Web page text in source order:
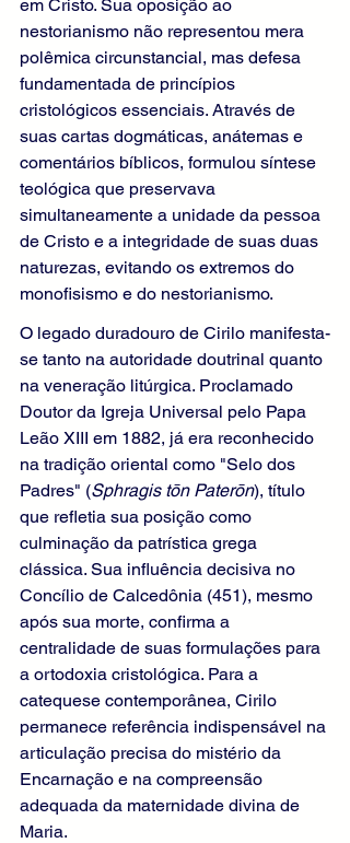
em Cristo. Sua oposição ao
nestorianismo não representou mera
polêmica circunstancial, mas defesa
fundamentada de princípios
cristológicos essenciais. Através de
suas cartas dogmáticas, anátemas e
comentários bíblicos, formulou síntese
teológica que preservava
simultaneamente a unidade da pessoa
de Cristo e a integridade de suas duas
naturezas, evitando os extremos do
monofisismo e do nestorianismo.
O legado duradouro de Cirilo manifesta-
se tanto na autoridade doutrinal quanto
na veneração litúrgica. Proclamado
Doutor da Igreja Universal pelo Papa
Leão XIII em 1882, já era reconhecido
na tradição oriental como "Selo dos
Padres" (Sphragis tōn Paterōn), título
que refletia sua posição como
culminação da patrística grega
clássica. Sua influência decisiva no
Concílio de Calcedônia (451), mesmo
após sua morte, confirma a
centralidade de suas formulações para
a ortodoxia cristológica. Para a
catequese contemporânea, Cirilo
permanece referência indispensável na
articulação precisa do mistério da
Encarnação e na compreensão
adequada da maternidade divina de
Maria.